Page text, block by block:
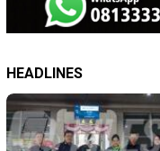
HEADLINES